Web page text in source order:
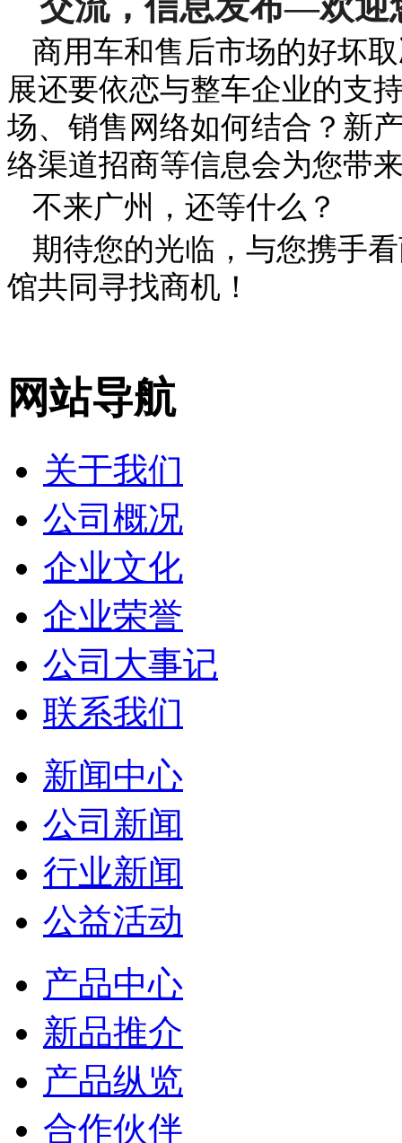
商用车和售后市场的好坏
展还要依恋与整车企业的支
场、销售网络如何结合？新
络渠道招商等信息会为您带
不来广州，还等什么？
期待您的光临，与您携手
馆共同寻找商机！
网站导航
关于我们
公司概况
企业文化
企业荣誉
公司大事记
联系我们
新闻中心
公司新闻
行业新闻
公益活动
产品中心
新品推介
产品纵览
合作伙伴